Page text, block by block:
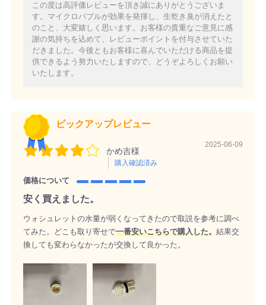
この度は高評価レビューを頂き誠にありがとうございま
す。マイクロバブルが効果を発揮し、生乾き臭が消えたと
のこと、大変嬉しく思います。お客様の貴重なご意見に感
謝の気持ちを込めて、レビューポイントを付与させていた
だきました。今後ともお客様に喜んでいただける商品を提
供できるよう努力いたしますので、どうぞよろしくお願い
いたします。
ピックアップレビュー
かめ吉様
購入確認済み
2025-06-09
価格について
安く買えました。
ウォシュレットの水量が弱くなってきたので取説を参考に調べ
てみた。どこも取り寄せで一番安いこちらで購入した。結果交
換しても変わらなかったが交換して良かった。